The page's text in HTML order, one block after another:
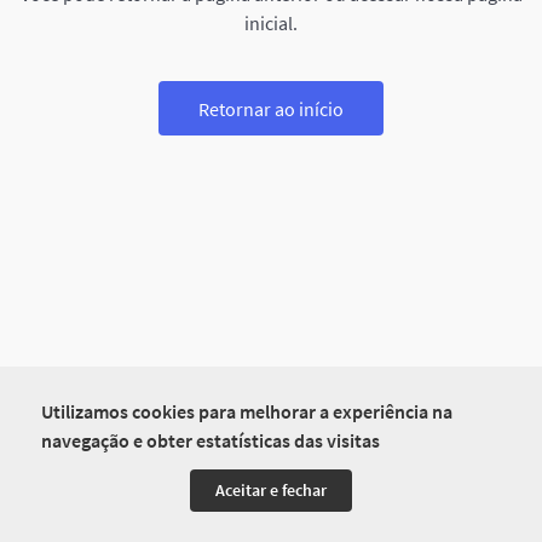
Utilizamos cookies para melhorar a experiência na
navegação e obter estatísticas das visitas
Aceitar e fechar
inicial.
Retornar ao início